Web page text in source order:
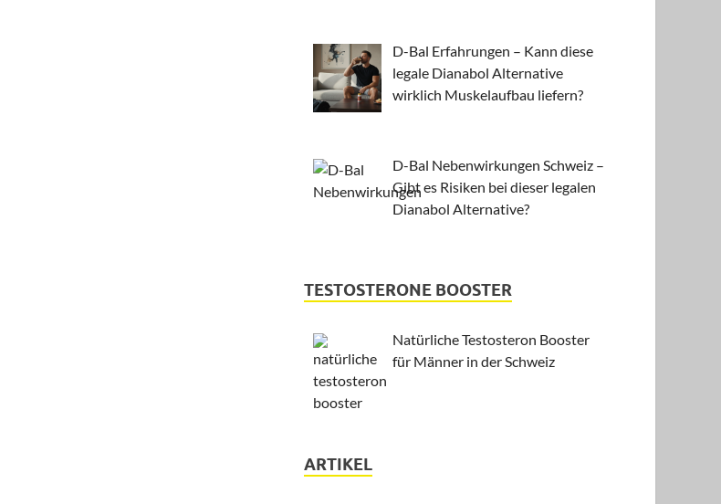
D-Bal Erfahrungen – Kann diese
legale Dianabol Alternative
wirklich Muskelaufbau liefern?
D-Bal Nebenwirkungen Schweiz –
Gibt es Risiken bei dieser legalen
Dianabol Alternative?
TESTOSTERONE BOOSTER
Natürliche Testosteron Booster
für Männer in der Schweiz
ARTIKEL